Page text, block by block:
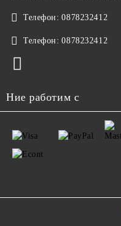
Телефон: 0878232412
Телефон: 0878232412
Ние работим с